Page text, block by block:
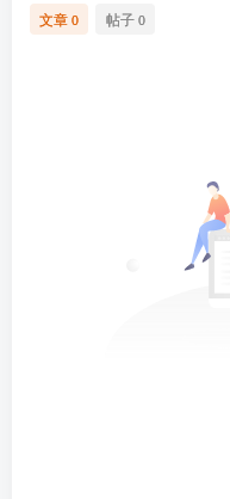
文章 0 帖子 0